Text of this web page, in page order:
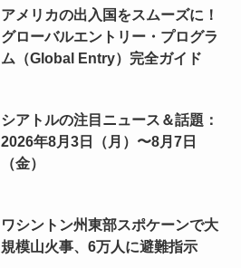
アメリカの出入国をスムーズに！
グローバルエントリー・プログラ
ム（Global Entry）完全ガイド
シアトルの注目ニュース＆話題：
2026年8月3日（月）〜8月7日
（金）
ワシントン州東部スポケーンで大
規模山火事、6万人に避難指示